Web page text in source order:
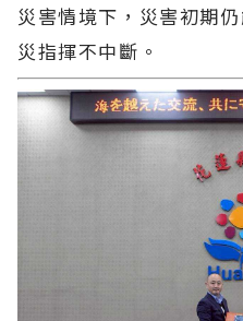
災害情境下，災害初期
災指揮不中斷。